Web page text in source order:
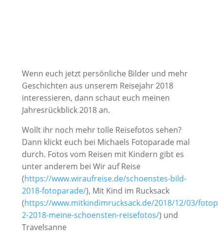
Wenn euch jetzt persönliche Bilder und mehr
Geschichten aus unserem Reisejahr 2018
interessieren, dann schaut euch meinen
Jahresrückblick 2018 an.
Wollt ihr noch mehr tolle Reisefotos sehen?
Dann klickt euch bei Michaels Fotoparade mal
durch. Fotos vom Reisen mit Kindern gibt es
unter anderem bei Wir auf Reise
(https://www.wiraufreise.de/schoenstes-bild-
2018-fotoparade/), Mit Kind im Rucksack
(https://www.mitkindimrucksack.de/2018/12/03/
2-2018-meine-schoensten-reisefotos/) und
Travelsanne